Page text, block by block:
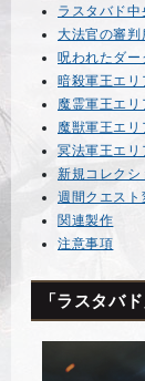
ラスタバド中
大法官の審判
呪われたダー
暗殺軍王エリ
魔霊軍王エ
魔獣軍王エ
冥法軍王エリ
新規コレクシ
週間クエスト
関連製作
注意事項
「ラスタバ